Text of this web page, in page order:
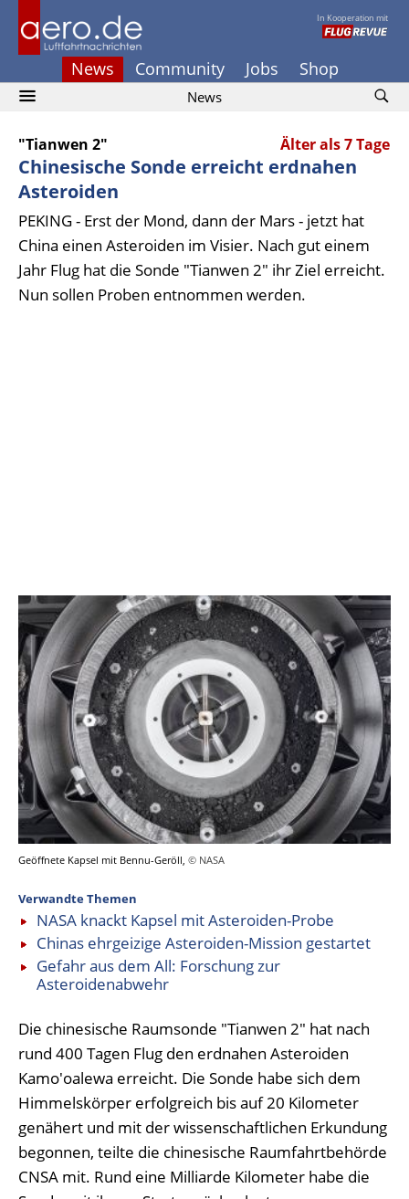
In Kooperation mit
News Community Jobs Shop
News
"Tianwen 2" Älter als 7 Tage
Chinesische Sonde erreicht erdnahen
Asteroiden
PEKING - Erst der Mond, dann der Mars - jetzt hat
China einen Asteroiden im Visier. Nach gut einem
Jahr Flug hat die Sonde "Tianwen 2" ihr Ziel erreicht.
Nun sollen Proben entnommen werden.
Geöffnete Kapsel mit Bennu-Geröll, © NASA
Verwandte Themen
NASA knackt Kapsel mit Asteroiden-Probe
Chinas ehrgeizige Asteroiden-Mission gestartet
Gefahr aus dem All: Forschung zur
Asteroidenabwehr
Die chinesische Raumsonde "Tianwen 2" hat nach
rund 400 Tagen Flug den erdnahen Asteroiden
Kamo'oalewa erreicht. Die Sonde habe sich dem
Himmelskörper erfolgreich bis auf 20 Kilometer
genähert und mit der wissenschaftlichen Erkundung
begonnen, teilte die chinesische Raumfahrtbehörde
CNSA mit. Rund eine Milliarde Kilometer habe die